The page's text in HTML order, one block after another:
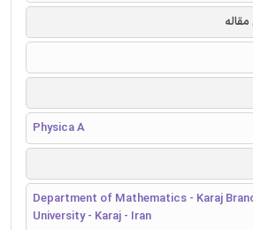
Physica A
Department of Mathematics - Karaj
University - Karaj - Iran